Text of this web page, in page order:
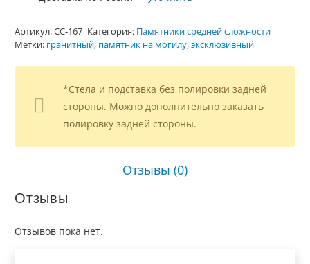
Артикул:СС-167 Категория: Памятники средней сложности
Метки: гранитный, памятник на могилу,эксклюзивный
*Стела и подставка без полировки задней
стороны. Можно дополнительно заказать
полировку задней стороны.
Отзывы (0)
Отзывы
Отзывов пока нет.